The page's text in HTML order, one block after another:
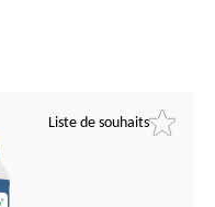
Liste de souhaits